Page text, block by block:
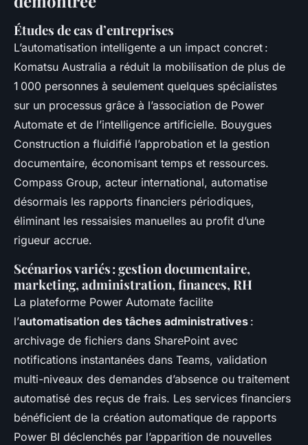
Études de cas d’entreprises
L’automatisation intelligente a un impact concret :
Komatsu Australia a réduit la mobilisation de plus de
1 000 personnes à seulement quelques spécialistes
sur un processus grâce à l’association de Power
Automate et de l’intelligence artificielle. Bouygues
Construction a fluidifié l’approbation et la gestion
documentaire, économisant temps et ressources.
Compass Group, acteur international, automatise
désormais les rapports financiers périodiques,
éliminant les ressaisies manuelles au profit d’une
rigueur accrue.
Scénarios variés : gestion documentaire,
marketing, administration, finances, RH
La plateforme Power Automate facilite
l’automatisation des tâches administratives :
archivage de fichiers dans SharePoint avec
notifications instantanées dans Teams, validation
multi-niveaux des demandes d’absence ou traitement
automatisé des reçus de frais. Les services financiers
bénéficient de la création automatique de rapports
Power BI déclenchés par l’apparition de nouvelles